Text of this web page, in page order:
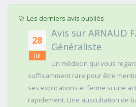
Les derniers avis publiés
28
Jul
Avis sur ARNAUD
Généraliste
Un médecin qui vous
suffisamment rare pour être
ses explications et ferme si une
rapidement..Une auscultation de